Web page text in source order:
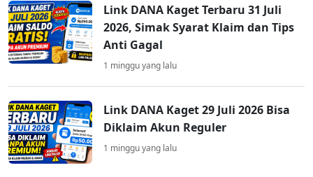
Link DANA Kaget Terbaru 31 Juli
2026, Simak Syarat Klaim dan Tips
Anti Gagal
1 minggu yang lalu
Link DANA Kaget 29 Juli 2026 Bisa
Diklaim Akun Reguler
1 minggu yang lalu